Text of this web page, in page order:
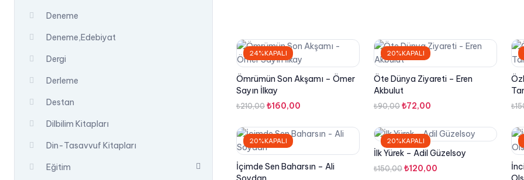
24%KAPALI
Ömrümün Son Akşamı – Ömer
Sayın İlkay
₺210,00 Orijinal
₺210,00.
₺160,00
fiyat:
20%KAPALI
Öte Dünya Ziyareti – Eren
Akbulut
₺90,00 Orijinal
₺90,00.
₺72,00
fiyat:
₺
20%KAPALI
İçimde Sen Baharsın – Ali
20%KAPALI
İlk Yürek – Adil Güzelsoy
₺150,00 Orijinal
₺120,00
Deneme
Deneme,Edebiyat
Dergi
Derleme
Destan
Dilbilim Kitapları
Din-Tasavvuf Kitapları
Eğitim